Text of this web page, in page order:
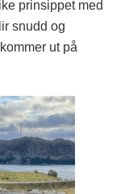
prinsippet med
snudd og
ut på